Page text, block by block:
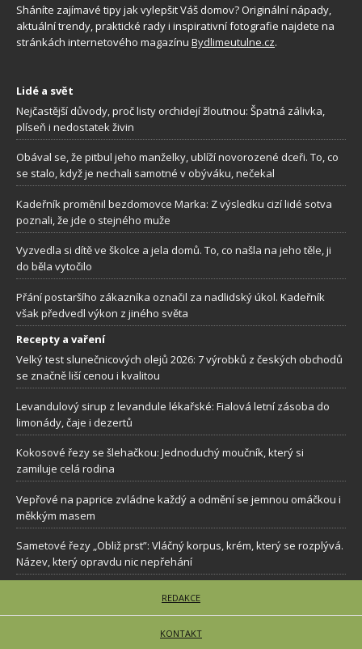
Sháníte zajímavé tipy jak vylepšit Váš domov? Originální nápady,
aktuální trendy, praktické rady i inspirativní fotografie najdete na
stránkách internetového magazínu Bydlimeutulne.cz.
Lidé a svět
Nejčastější důvody, proč listy orchidejí žloutnou: Špatná zálivka,
plíseň i nedostatek živin
Obával se, že pitbul jeho manželky, ublíží novorozené dceři. To, co
se stalo, když je nechali samotné v obýváku, nečekal
Kadeřník proměnil bezdomovce Marka: Z výsledku cizí lidé sotva
poznali, že jde o stejného muže
Vyzvedla si dítě ve školce a jela domů. To, co našla na jeho těle, ji
do běla vytočilo
Přání postaršího zákazníka označil za nadlidský úkol. Kadeřník
však předvedl výkon z jiného světa
Recepty a vaření
Velký test slunečnicových olejů 2026: 7 výrobků z českých obchodů
se značně liší cenou i kvalitou
Levandulový sirup z levandule lékařské: Fialová letní zásoba do
limonády, čaje i dezertů
Kokosové řezy se šlehačkou: Jednoduchý moučník, který si
zamiluje celá rodina
Vepřové na paprice zvládne každý a odmění se jemnou omáčkou i
měkkým masem
Sametové řezy „Obliž prst”: Vláčný korpus, krém, který se rozplývá.
Název, který opravdu nic nepřehání
REDAKCE
KONTAKT